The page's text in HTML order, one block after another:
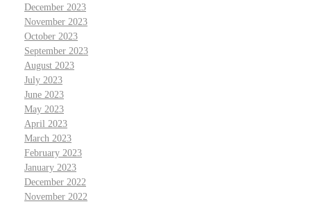
December 2023
November 2023
October 2023
September 2023
August 2023
July 2023
June 2023
May 2023
April 2023
March 2023
February 2023
January 2023
December 2022
November 2022